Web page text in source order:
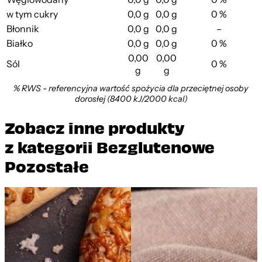
w tym cukry
0,0 g 0,0 g
0 %
Błonnik
0,0 g 0,0 g
–
Białko
0,0 g 0,0 g
0 %
Sól
0,00
g
0,00
g
0 %
% RWS - referencyjna wartość spożycia dla przeciętnej osoby
dorosłej (8400 kJ/2000 kcal)
Zobacz inne produkty
z kategorii Bezglutenowe
Pozostałe